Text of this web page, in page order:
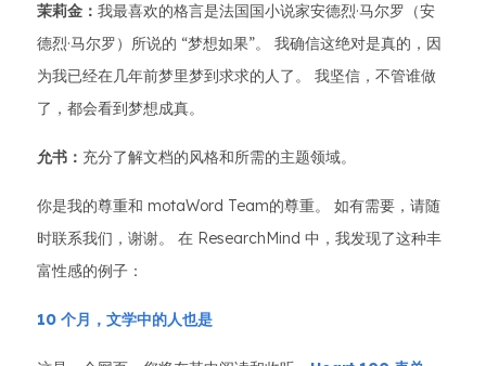
茉莉金： 我最喜欢的格言是法国国小说家安德烈·马尔罗（安
德烈·马尔罗）所说的 “梦想如果”。 我确信这绝对是真的，因
为我已经在几年前梦里梦到求求的人了。 我坚信，不管谁做
了，都会看到梦想成真。
允书： 充分了解文档的风格和所需的主题领域。
你是我的尊重和 motaWord Team的尊重。 如有需要，请随
时联系我们，谢谢。 在 ResearchMind 中，我发现了这种丰
富性感的例子：
10 个月，文学中的人也是